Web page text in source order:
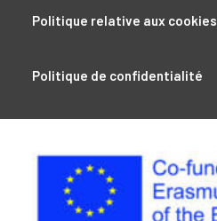
Politique relative aux cookies
Politique de confidentialité